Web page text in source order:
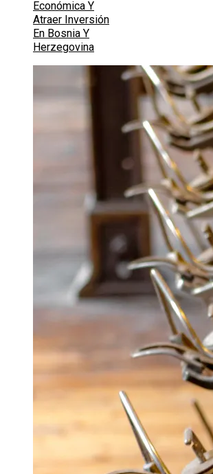
Económica Y
Atraer Inversión
En Bosnia Y
Herzegovina